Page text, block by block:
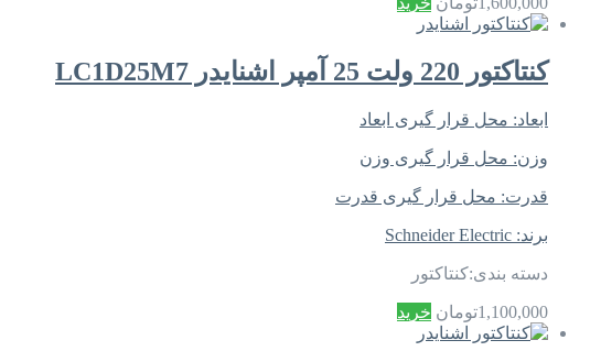
کنتاکتور 220 ولت 25 آمپر اشنایدر LC1D25M7
ابعاد: محل قرار گیری ابعاد
وزن: محل قرار گیری وزن
قدرت: محل قرار گیری قدرت
برند: Schneider Electric
دسته بندی:کنتاکتور
1,100,000تومان خرید